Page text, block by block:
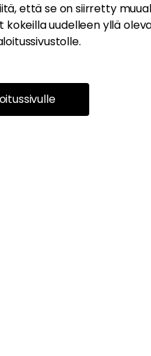
että se on siirretty
uudelleen yllä